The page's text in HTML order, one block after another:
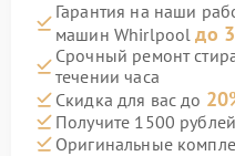
Гарантия на наши
машин Whirlpoolдо
Срочный ремонт
течении часа
Скидка для вас до
Получите 1500
Оригинальные